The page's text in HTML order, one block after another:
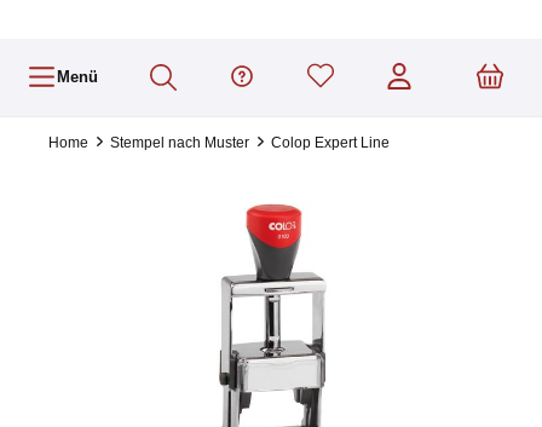
Menü
Home Stempel nach Muster Colop Expert Line